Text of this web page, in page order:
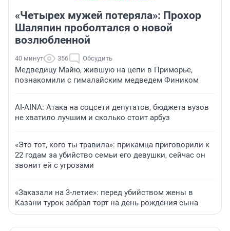
«Четырех мужей потеряла»: Прохор
Шаляпин проболтался о новой
возлюбленной
40 минут 356 Обсудить
Медведицу Майю, жившую на цепи в Приморье,
познакомили с гималайским медведем Фиником
AI-AINA: Атака на соцсети депутатов, бюджета вузов
не хватило лучшим и сколько стоит арбуз
«Это тот, кого ты травила»: прикамца приговорили к
22 годам за убийство семьи его девушки, сейчас он
звонит ей с угрозами
«Заказали на 3-летие»: перед убийством жены в
Казани турок забрал торт на день рождения сына